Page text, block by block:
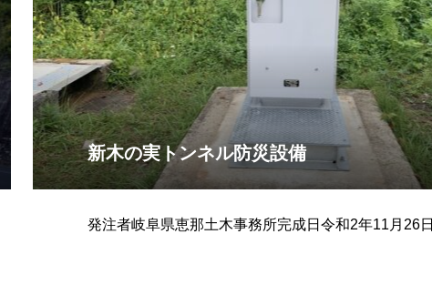
新木の実トンネル防災設備
発注者岐阜県恵那土木事務所完成日令和2年11月26日